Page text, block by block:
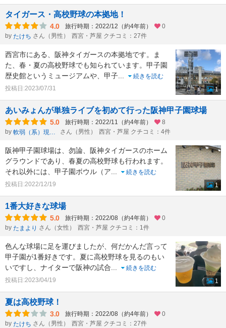
タイガース・高校野球の本拠地！
4.0 旅行時期：2022/12（約4年前）
0
by たけち さん（男性） 西宮・芦屋 クチコミ：27件
西宮市にある、阪神タイガースの本拠地です。ま
た、春・夏の高校野球でも知られています。甲子園
歴史館というミュージアムや、甲子
続きを読む
投稿日:2023/07/31
1
あいみょんが単独ライブを初めて行った阪神甲子園球場
5.0 旅行時期：2022/11（約4年前）
8
by
軟弱（系）現役会社員、国連加盟国＆日本の承認国全て・全大陸訪問済 さん（男性） 西宮・芦屋 クチコミ：4件
阪神甲子園球場は、勿論、阪神タイガースのホーム
グラウンドであり、春夏の高校野球も行われます。
それ以外には、甲子園ボウル（ア
続きを読む
投稿日:2022/12/19
1
1番大好きな球場
5.0 旅行時期：2022/08（約4年前）
0
by たまより さん（女性） 西宮・芦屋 クチコミ：1件
色んな球場に足を運びましたが、何だかんだ言って
甲子園が1番好きです。夏に高校野球を見るのもい
いですし、ナイターで阪神の試合
続きを読む
投稿日:2023/04/19
1
夏は高校野球！
3.0 旅行時期：2022/08（約4年前）
0
by たけち さん（男性） 西宮・芦屋 クチコミ：27件